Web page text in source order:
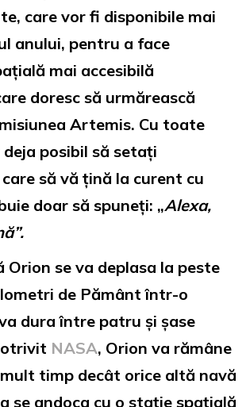
care vor fi disponibile mai
anului, pentru a face
mai accesibilă
doresc să urmărească
Artemis. Cu toate
posibil să setați
să vă țină la curent cu
doar să spuneți: „Alexa,
Orion se va deplasa la peste
de Pământ într-o
dura între patru și șase
NASA, Orion va rămâne
timp decât orice altă navă
se andoca cu o stație spațială